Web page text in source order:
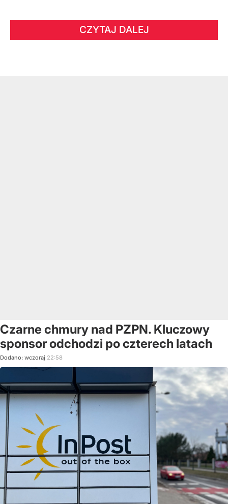
CZYTAJ DALEJ
Czarne chmury nad PZPN. Kluczowy
sponsor odchodzi po czterech latach
Dodano: wczoraj 22:58